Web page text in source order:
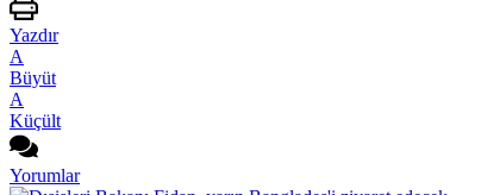
Yazdır
A
Büyüt
A
Küçült
Yorumlar